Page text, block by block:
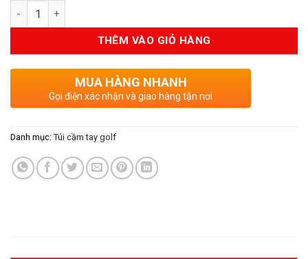
2.490.000VND.
là:
Số lượng
THÊM VÀO GIỎ HÀNG
MUA HÀNG NHANH
Gọi điện xác nhận và giao hàng tận nơi
Danh mục: Túi cầm tay golf